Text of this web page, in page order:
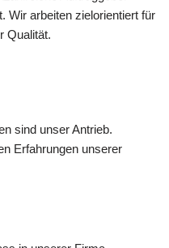
Wir arbeiten zielorientiert für
Qualität.
sind unser Antrieb.
Erfahrungen unserer